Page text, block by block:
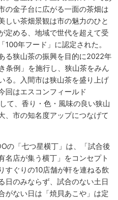
の金子台に広がる一面の茶畑は
しい茶畑景観は市の魅力のひと
定める、地域で世代を超えて受
年フード」に認定された。
る狭山茶の振興を目的に2022年
条例」を施行し、狭山茶をみん
る。入間市は狭山茶を盛り上げ
回はエスコンフィールド
て、香り・色・風味の良い狭山
、市の知名度アップにつなげて
の「七つ星横丁」は、「試合後
名店が集う横丁」をコンセプト
すぐりの10店舗が軒を連ねる飲
日のみならず、試合のない土日
がない日は「焼貝あこや」は定